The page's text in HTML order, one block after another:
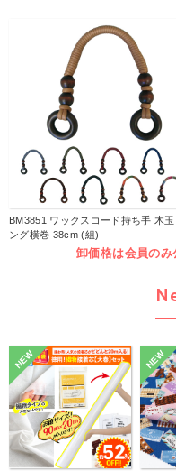
BM3851 ワックスコード持ち手 木玉
ング横巻 38cm (組)
卸価格は会員のみ
NEW NEW